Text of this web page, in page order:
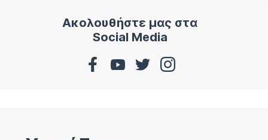
Ακολουθήστε μας στα
Social Media